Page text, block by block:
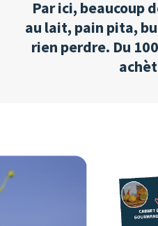
Par ici, beaucoup
au lait, pain pita,
rien perdre. Du